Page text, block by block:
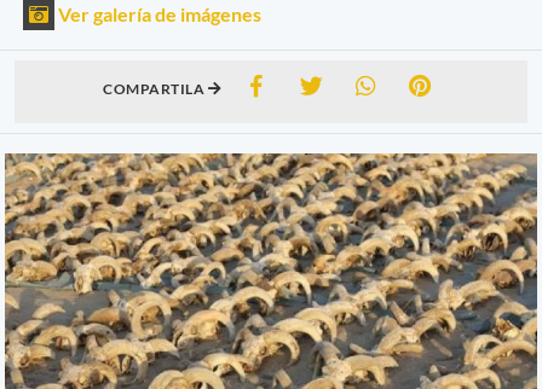
Ver galería de imágenes
COMPARTILA